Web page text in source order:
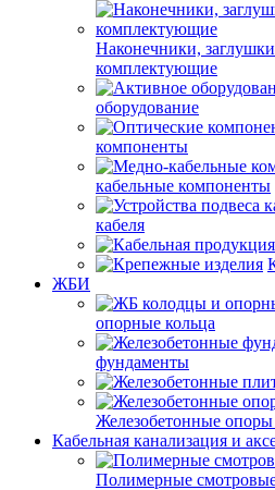
Наконечники,
комплектующие
оборудование
компоненты
кабельные компоненты
кабеля
ЖБИ
опорные кольца
фундаменты
Железобетонные
Кабельная канализация и
Полимерные смотровые